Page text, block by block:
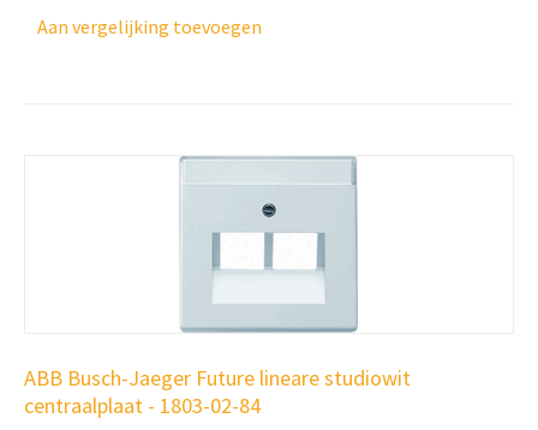
Aan vergelijking toevoegen
ABB Busch-Jaeger Future lineare studiowit
centraalplaat - 1803-02-84